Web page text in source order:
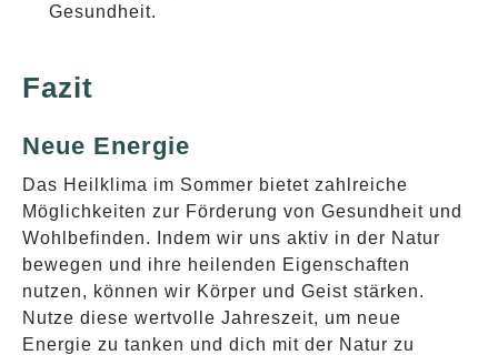
Gesundheit.
Fazit
Neue Energie
Das Heilklima im Sommer bietet zahlreiche
Möglichkeiten zur Förderung von Gesundheit und
Wohlbefinden. Indem wir uns aktiv in der Natur
bewegen und ihre heilenden Eigenschaften
nutzen, können wir Körper und Geist stärken.
Nutze diese wertvolle Jahreszeit, um neue
Energie zu tanken und dich mit der Natur zu